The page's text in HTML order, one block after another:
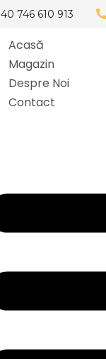
746 610 913
Acasă
Magazin
Despre Noi
Contact